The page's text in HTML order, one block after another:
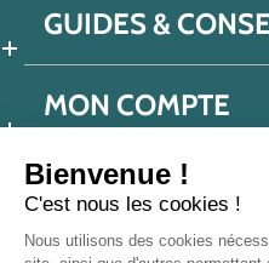
Bienvenue !
C'est nous les cookies !
Nous utilisons des cookies
GUIDES &
MON COMPTE